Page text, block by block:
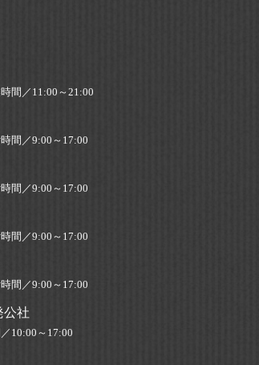
間／ 11:00～21:00
間／9:00～17:00
間／9:00～17:00
間／9:00～17:00
間／9:00～17:00
公社
10:00～17:00